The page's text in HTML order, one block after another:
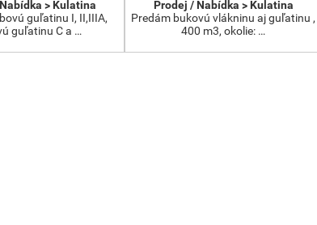
> Kulatina
guľatinu I, II,IIIA,
guľatinu C a …
Prodej / Nabídka > Kulatina
Predám bukovú vlákninu aj guľatinu ,
400 m3, okolie: …